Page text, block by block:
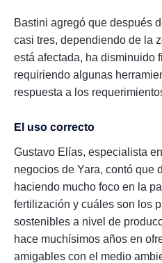
Bastini agregó que después
casi tres, dependiendo de la
está afectada, ha disminuido
requiriendo algunas
respuesta a los
El uso correcto
Gustavo Elías, especialista
negocios de Yara, contó que
haciendo mucho foco en la
fertilización y cuáles son los
sostenibles a nivel de
hace muchísimos años en
amigables con el medio